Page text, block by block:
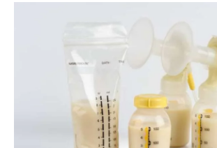
Untuk Bisnis
Untuk Anda